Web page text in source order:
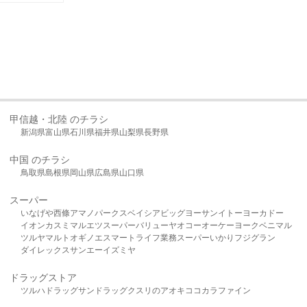
甲信越・北陸 のチラシ
新潟県富山県石川県福井県山梨県長野県
中国 のチラシ
鳥取県島根県岡山県広島県山口県
スーパー
いなげや西條アマノパークスベイシア ビッグヨーサンイトーヨーカドー
イオンカスミ マルエツスーパーバリューヤオコーオーケー ヨークベニマル
ツルヤマルト オギノ エスマート ライフ業務スーパーいかり フジグラン
ダイレックスサンエーイズミヤ
ドラッグストア
ツルハドラッグサンドラッグクスリのアオキ ココカラファイン